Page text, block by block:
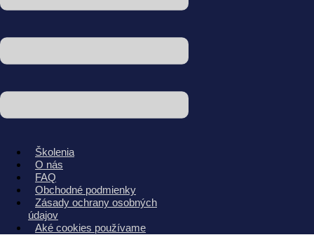
Školenia
O nás
FAQ
Obchodné podmienky
Zásady ochrany osobných
údajov
Aké cookies používame